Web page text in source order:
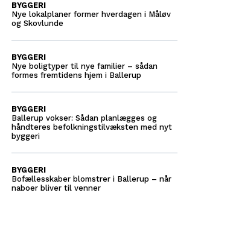
Nye lokalplaner former hverdagen i Måløv
og Skovlunde
BYGGERI
Nye boligtyper til nye familier – sådan
formes fremtidens hjem i Ballerup
BYGGERI
Ballerup vokser: Sådan planlægges og
håndteres befolkningstilvæksten med nyt
byggeri
BYGGERI
Bofællesskaber blomstrer i Ballerup – når
naboer bliver til venner
BYGGERI